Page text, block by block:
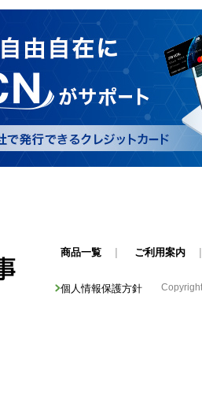
商品一覧 | ご利用案内
個人情報保護方針